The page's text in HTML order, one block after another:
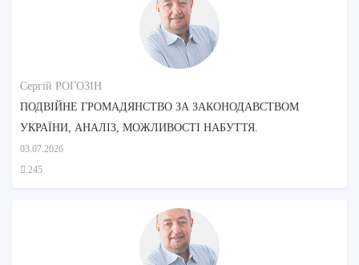
Сергій РОГОЗІН
ПОДВІЙНЕ ГРОМАДЯНСТВО ЗА ЗАКОНОДАВСТВОМ
УКРАЇНИ, АНАЛІЗ, МОЖЛИВОСТІ НАБУТТЯ.
03.07.2026
245